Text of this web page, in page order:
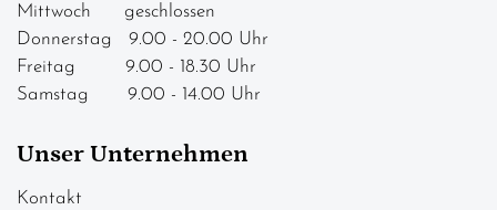
Mittwoch geschlossen
Donnerstag 9.00 - 20.00 Uhr
Freitag 9.00 - 18.30 Uhr
Samstag 9.00 - 14.00 Uhr
Unser Unternehmen
Kontakt